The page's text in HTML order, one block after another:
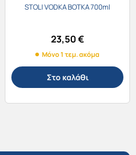
STOLI VODKA ΒΟΤΚΑ 700ml
23,50€
Μόνο 1 τεμ. ακόμα
Στο καλάθι